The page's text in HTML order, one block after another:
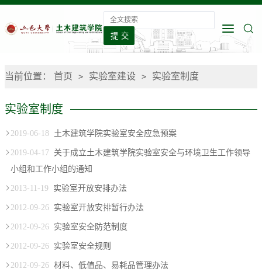
当前位置： 首页 > 实验室建设 > 实验室制度
实验室制度
2019-06-18 土木建筑学院实验室安全应急预案
2019-04-17 关于成立土木建筑学院实验室安全与环境卫生工作领导
小组和工作小组的通知
2013-11-19 实验室开放安排办法
2012-09-26 实验室开放安排暂行办法
2012-09-26 实验室安全防范制度
2012-09-26 实验室安全规则
2012-09-26 材料、低值品、易耗品管理办法